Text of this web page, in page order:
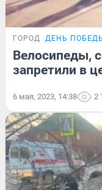
ГОРОД ДЕНЬ
Велосипеды,
запретили в
6 мая, 2023, 14:38 2